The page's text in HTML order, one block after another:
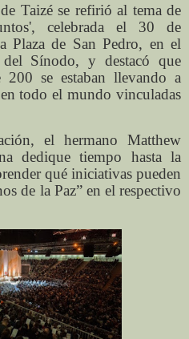
Taizé se refirió al tema de
celebrada el 30 de
Plaza de San Pedro, en el
Sínodo, y destacó que
200 se estaban llevando a
todo el mundo vinculadas
el hermano Matthew
dedique tiempo hasta la
qué iniciativas pueden
de la Paz” en el respectivo